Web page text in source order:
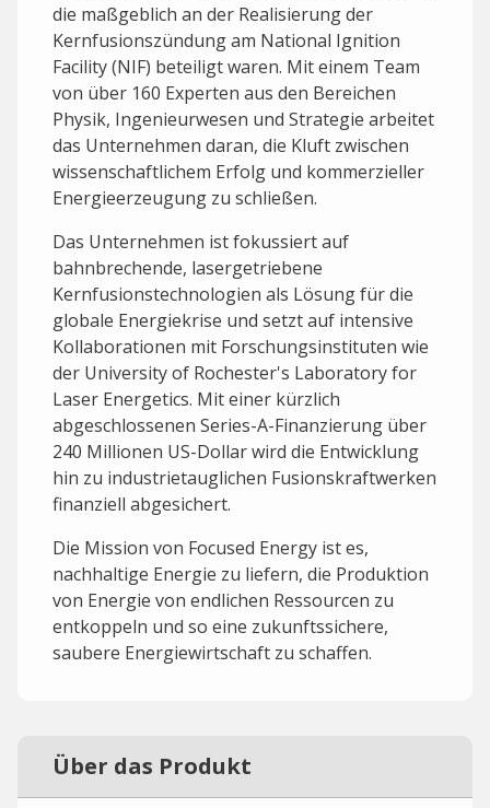
die maßgeblich an der Realisierung der
Kernfusionszündung am National Ignition
Facility (NIF) beteiligt waren. Mit einem Team
von über 160 Experten aus den Bereichen
Physik, Ingenieurwesen und Strategie arbeitet
das Unternehmen daran, die Kluft zwischen
wissenschaftlichem Erfolg und kommerzieller
Energieerzeugung zu schließen.
Das Unternehmen ist fokussiert auf
bahnbrechende, lasergetriebene
Kernfusionstechnologien als Lösung für die
globale Energiekrise und setzt auf intensive
Kollaborationen mit Forschungsinstituten wie
der University of Rochester's Laboratory for
Laser Energetics. Mit einer kürzlich
abgeschlossenen Series-A-Finanzierung über
240 Millionen US-Dollar wird die Entwicklung
hin zu industrietauglichen Fusionskraftwerken
finanziell abgesichert.
Die Mission von Focused Energy ist es,
nachhaltige Energie zu liefern, die Produktion
von Energie von endlichen Ressourcen zu
entkoppeln und so eine zukunftssichere,
saubere Energiewirtschaft zu schaffen.
Über das Produkt